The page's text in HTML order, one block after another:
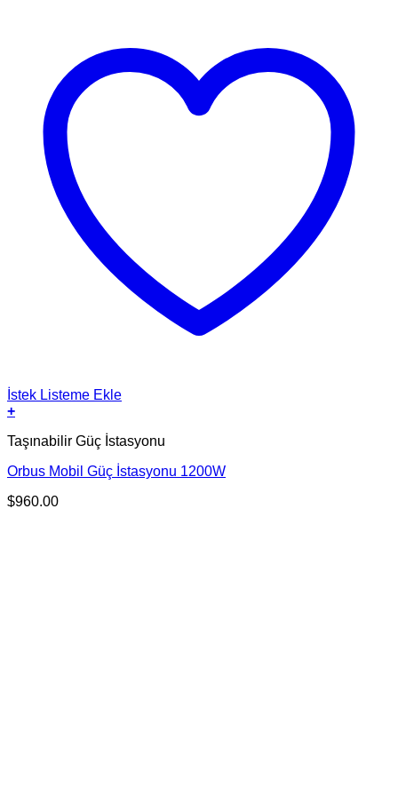
İstek Listeme Ekle
+
Taşınabilir Güç İstasyonu
Orbus Mobil Güç İstasyonu 1200W
$960.00